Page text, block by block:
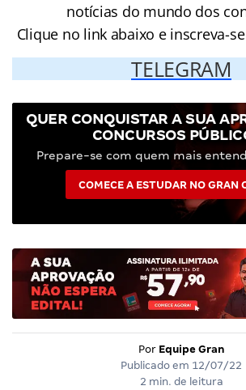
notícias do mundo dos
Clique no link abaixo e inscreva-
TELEGRAM
QUER CONQUISTAR A SUA
CONCURSOS
Prepare-se com quem mais
COMECE A ESTUDAR NO GRAN
Por Equipe Gran
Publicado em 12/07/22
2 min. de leitura